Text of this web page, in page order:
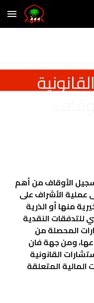
Skip to main content
الأوقاف من أهم
عملية الأشراف على
منها أو الذرية
للتدفقات النقدية
المحصلة من
ومن جهة فان
القانونية
المالية المتعلقة